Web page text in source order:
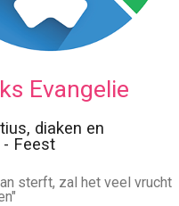
Evangelie
diaken en
Feest
sterft, zal het veel vrucht